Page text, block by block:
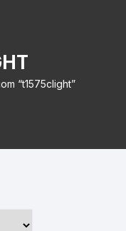
“t1575clight”